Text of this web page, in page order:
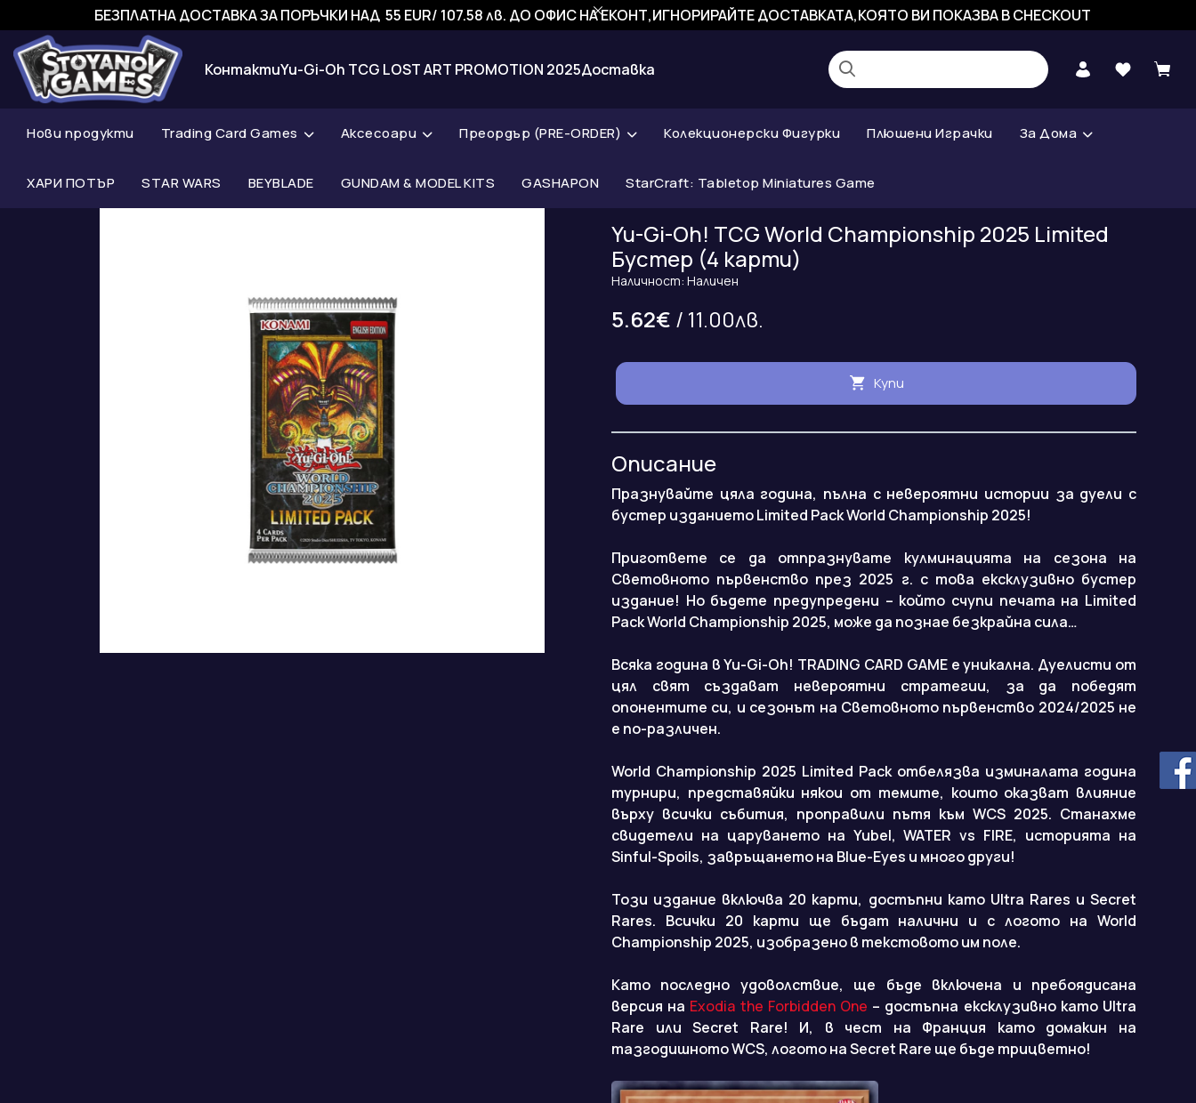
БЕЗПЛАТНА ДОСТАВКА ЗА ПОРЪЧКИ НАД 55 EUR/ 107.58 лв. ДО ОФИС НА ЕКОНТ,ИГНОРИРАЙТЕ ДОСТАВКАТА,КОЯТО ВИ ПОКАЗВА В CHECKOUT
КонтактиYu-Gi-Oh TCG LOST ART PROMOTION 2025Доставка
Нови продукти Trading Card Games Аксесоари Преордър (PRE-ORDER) Колекционерски Фигурки Плюшени Играчки За Дома
ХАРИ ПОТЪР STAR WARS BEYBLADE GUNDAM & MODEL KITS GASHAPON StarCraft: Tabletop Miniatures Game
Yu-Gi-Oh! TCG World Championship 2025 Limited
Бустер (4 карти)
Наличност: Наличен
5.62€ / 11.00лв.
Купи
Описание
Празнувайте цяла година, пълна с невероятни истории за дуели с
бустер изданието Limited Pack World Championship 2025!
Пригответе се да отпразнувате кулминацията на сезона на
Световното първенство през 2025 г. с това ексклузивно бустер
издание! Но бъдете предупредени – който счупи печата на Limited
Pack World Championship 2025, може да познае безкрайна сила…
Всяка година в Yu-Gi-Oh! TRADING CARD GAME е уникална. Дуелисти от
цял ​​свят създават невероятни стратегии, за да победят
опонентите си, и сезонът на Световното първенство 2024/2025 не
е по-различен.
World Championship 2025 Limited Pack отбелязва изминалата година
турнири, представяйки някои от темите, които оказват влияние
върху всички събития, проправили пътя към WCS 2025. Станахме
свидетели на царуването на Yubel, WATER vs FIRE, историята на
Sinful-Spoils, завръщането на Blue-Eyes и много други!
Този издание включва 20 карти, достъпни като Ultra Rares и Secret
Rares. Всички 20 карти ще бъдат налични и с логото на World
Championship 2025, изобразено в текстовото им поле.
Като последно удоволствие, ще бъде включена и пребоядисана
версия на Exodia the Forbidden One – достъпна ексклузивно като Ultra
Rare или Secret Rare! И, в чест на Франция като домакин на
тазгодишното WCS, логото на Secret Rare ще бъде трицветно!